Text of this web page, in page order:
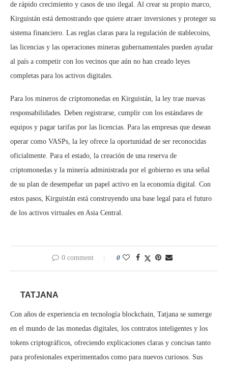
de rápido crecimiento y casos de uso ilegal. Al crear su propio marco,
Kirguistán está demostrando que quiere atraer inversiones y proteger su
sistema financiero. Las reglas claras para la regulación de stablecoins,
las licencias y las operaciones mineras gubernamentales pueden ayudar
al país a competir con los vecinos que aún no han creado leyes
completas para los activos digitales.
Para los mineros de criptomonedas en Kirguistán, la ley trae nuevas
responsabilidades. Deben registrarse, cumplir con los estándares de
equipos y pagar tarifas por las licencias. Para las empresas que desean
operar como VASPs, la ley ofrece la oportunidad de ser reconocidas
oficialmente. Para el estado, la creación de una reserva de
criptomonedas y la minería administrada por el gobierno es una señal
de su plan de desempeñar un papel activo en la economía digital. Con
estos pasos, Kirguistán está construyendo una base legal para el futuro
de los activos virtuales en Asia Central.
0 comment 0
TATJANA
Con años de experiencia en tecnología blockchain, Tatjana se sumerge
en el mundo de las monedas digitales, los contratos inteligentes y los
tokens criptográficos, ofreciendo explicaciones claras y concisas tanto
para profesionales experimentados como para nuevos curiosos. Sus